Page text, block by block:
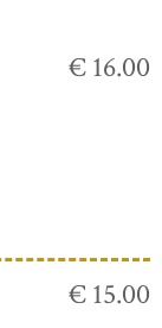
€ 16.00
€ 15.00